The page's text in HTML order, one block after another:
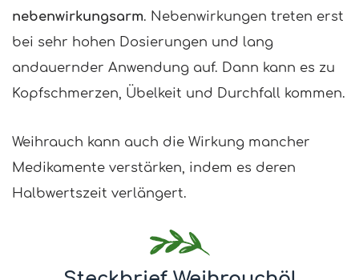
nebenwirkungsarm. Nebenwirkungen treten erst
bei sehr hohen Dosierungen und lang
andauernder Anwendung auf. Dann kann es zu
Kopfschmerzen, Übelkeit und Durchfall kommen.
Weihrauch kann auch die Wirkung mancher
Medikamente verstärken, indem es deren
Halbwertszeit verlängert.